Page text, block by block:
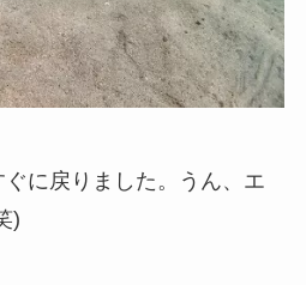
に戻りました。うん、エ
)